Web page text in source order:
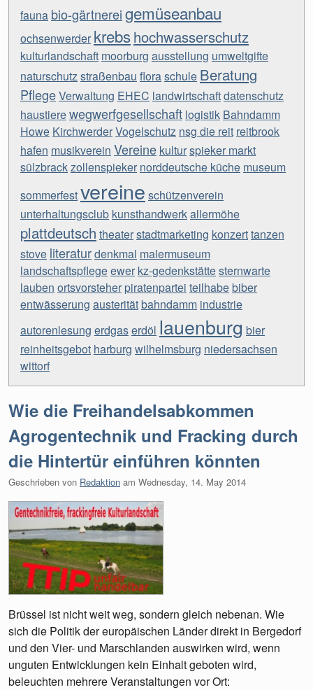
fauna bio-gärtnereigemüseanbau
ochsenwerder krebshochwasserschutz
kulturlandschaft moorburg ausstellung umweltgifte
naturschutzstraßenbau floraschule Beratung
PflegeVerwaltung EHEC landwirtschaftdatenschutz
haustierewegwerfgesellschaft logistik Bahndamm
Howe KirchwerderVogelschutz nsg die reit reitbrook
hafen musikverein Vereine kulturspieker markt
sülzbrackzollenspieker norddeutsche küche museum
sommerfestvereine schützenverein
unterhaltungsclub kunsthandwerkallermöhe
plattdeutsch theaterstadtmarketing konzerttanzen
stove literaturdenkmal malermuseum
landschaftspflegeewer kz-gedenkstättesternwarte
lauben ortsvorsteher piratenpartei teilhabebiber
entwässerung austeritätbahndamm industrie
autorenlesung erdgaserdöl lauenburg bier
reinheitsgebot harburg wilhelmsburg niedersachsen
wittorf
Wie die Freihandelsabkommen
Agrogentechnik und Fracking durch
die Hintertür einführen könnten
Geschrieben von Redaktion am Wednesday, 14. May 2014
Brüssel ist nicht weit weg, sondern gleich nebenan. Wie
sich die Politik der europäischen Länder direkt in Bergedorf
und den Vier- und Marschlanden auswirken wird, wenn
unguten Entwicklungen kein Einhalt geboten wird,
beleuchten mehrere Veranstaltungen vor Ort: